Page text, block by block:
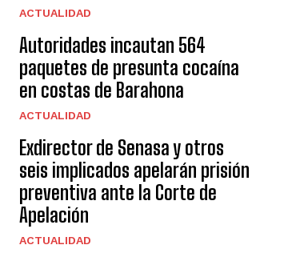
ACTUALIDAD
Autoridades incautan 564
paquetes de presunta cocaína
en costas de Barahona
ACTUALIDAD
Exdirector de Senasa y otros
seis implicados apelarán prisión
preventiva ante la Corte de
Apelación
ACTUALIDAD